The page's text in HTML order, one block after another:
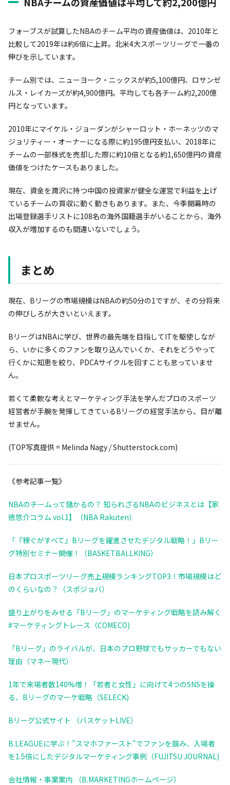
フォーブスが試算したNBAのチーム平均の資産価値は、2010年と
比較して2019年は約6倍に上昇。北米4大スポーツリーグで一番の
伸びを示しています。
チーム別では、ニューヨーク・ニックスが約5,100億円、ロサンゼ
ルス・レイカーズが約4,900億円。平均しても各チーム約2,200億
円となっています。
2010年にマイケル・ジョーダンがシャーロット・ホーネッツのマ
ジョリティー・オーナーになる際に約195億円支払い、2018年に
チームの一部株式を売却した際に約10倍となる約1,650億円の資産
価値をつけたケースもありました。
現在、資金を潤沢に持つ中国の投資家が健全な運営で利益を上げ
ているチームの買収に動く動きもあります。また、今季開幕時の
出場登録選手リストに108名の海外国籍選手がいることから、海外
収入が増加するのも間違いないでしょう。
まとめ
現在、Bリーグの市場規模はNBAの約50分の1ですが、その分将来
の伸びしろが大きいといえます。
BリーグはNBAに学び、世界の最先端を目指してITを駆使しなが
ら、いかに多くのファンを取り込んでいくか、それをどうやって
行くかに知恵を絞り、PDCAサイクルを回すことも怠っていませ
ん。
若くて柔軟な考えとマーケティング手法を学んだプロのスポーツ
経営者が手腕を発揮してきているBリーグの経営手法から、目が離
せません。
(TOP写真提供 = Melinda Nagy / Shutterstock.com)
《参考記事一覧》
NBAのチームって儲かるの？ 知られざるNBAのビジネスとは【家
徳悠介コラム vol.1】（NBA Rakuten）
「『稼ぐがすべて』Bリーグを躍進させたデジタル戦略！」Bリー
グ特別セミナー開催！（BASKETBALLKING）
日本プロスポーツリーグ売上規模ランキングTOP3！市場規模はど
のくらいなの？（スポジョバ）
盛り上がりをみせる「Bリーグ」のマーケティング戦略を読み解く
#マーケティングトレース（COMECO)
「Bリーグ」のライバルが、日本のプロ野球でもサッカーでもない
理由（マネー現代）
1年で来場者数140%増！「若者と女性」に向けて4つのSNSを操
る、Bリーグのマーケ戦略（SELECK)
Bリーグ公式サイト （バスケットLIVE）
B.LEAGUEに学ぶ！"スマホファースト"でファンを掴み、入場者
を1.5倍にしたデジタルマーケティング事例（FUJITSU JOURNAL)
会社情報・事業案内 （B.MARKETINGホームページ）